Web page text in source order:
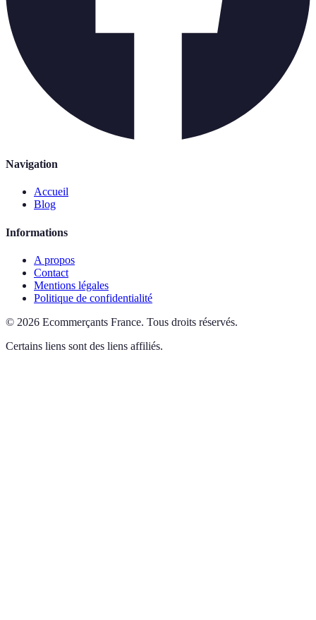
Navigation
Accueil
Blog
Informations
A propos
Contact
Mentions légales
Politique de confidentialité
© 2026 Ecommerçants France. Tous droits réservés.
Certains liens sont des liens affiliés.